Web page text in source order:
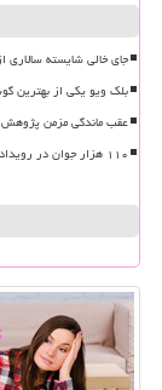
جای خالی شایسته
بلک ویو یکی از بهترین
عقب ماندگی مزمن پژوهش
۱۱۰ هزار جوان در رویداد انتخاب جوان سال نام نویسی کردند